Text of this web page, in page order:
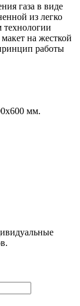
газа в виде
из легко
технологии
на жесткой
работы
мм.